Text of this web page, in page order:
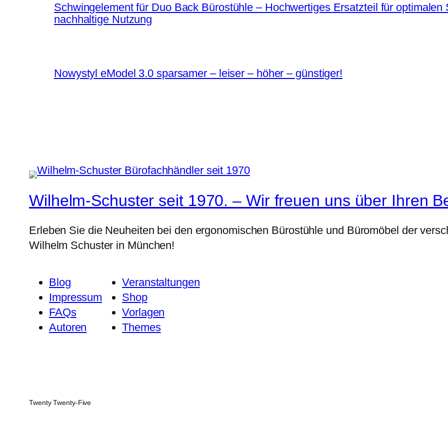
Schwingelement für Duo Back Bürostühle – Hochwertiges Ersatzteil für optimalen
nachhaltige Nutzung
Nowystyl eModel 3.0 sparsamer – leiser – höher – günstiger!
Wilhelm-Schuster seit 1970. – Wir freuen uns über Ihren
Erleben Sie die Neuheiten bei den ergonomischen Bürostühle und Büromöbel der
Wilhelm Schuster in München!
Blog
Impressum
FAQs
Autoren
Veranstaltungen
Shop
Vorlagen
Themes
Twenty Twenty-Five